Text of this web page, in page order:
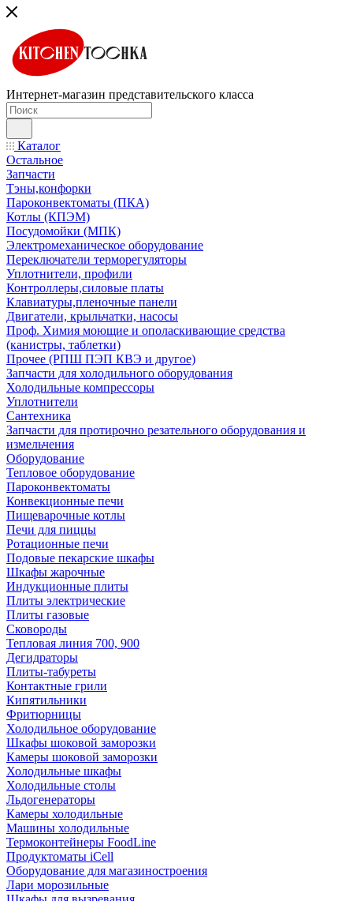
Интернет-магазин представительского класса
Каталог
Остальное
Запчасти
Тэны,конфорки
Пароконвектоматы (ПКА)
Котлы (КПЭМ)
Посудомойки (МПК)
Электромеханическое оборудование
Переключатели терморегуляторы
Уплотнители, профили
Контроллеры,силовые платы
Клавиатуры,пленочные панели
Двигатели, крыльчатки, насосы
Проф. Химия моющие и ополаскивающие средства
(канистры, таблетки)
Прочее (РПШ ПЭП КВЭ и другое)
Запчасти для холодильного оборудования
Холодильные компрессоры
Уплотнители
Сантехника
Запчасти для протирочно резательного оборудования и
измельчения
Оборудование
Тепловое оборудование
Пароконвектоматы
Конвекционные печи
Пищеварочные котлы
Печи для пиццы
Ротационные печи
Подовые пекарские шкафы
Шкафы жарочные
Индукционные плиты
Плиты электрические
Плиты газовые
Сковороды
Тепловая линия 700, 900
Дегидраторы
Плиты-табуреты
Контактные грили
Кипятильники
Фритюрницы
Холодильное оборудование
Шкафы шоковой заморозки
Камеры шоковой заморозки
Холодильные шкафы
Холодильные столы
Льдогенераторы
Камеры холодильные
Машины холодильные
Термоконтейнеры FoodLine
Продуктоматы iCell
Оборудование для магазиностроения
Лари морозильные